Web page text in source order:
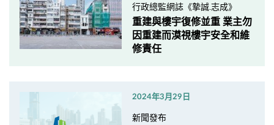
行政總監網誌《摯誠.志成》
重建與樓宇復修並重 業主勿
因重建而漠視樓宇安全和維
修責任
2024年3月29日
新聞發布